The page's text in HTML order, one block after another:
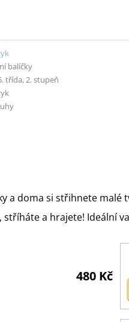
balíčky
třída, 2. stupeň
a doma si střihnete
a hrajete! Ideální
480 Kč